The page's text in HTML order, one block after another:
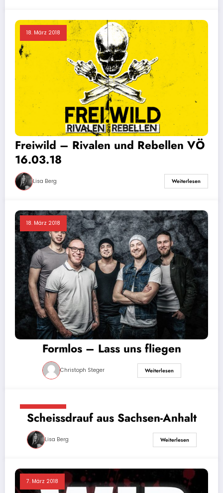
18. März 2018
Freiwild – Rivalen und Rebellen VÖ
16.03.18
Lisa Berg Weiterlesen
18. März 2018
Formlos – Lass uns fliegen
Christoph Steger Weiterlesen
17. März 2018
Scheissdrauf aus Sachsen-Anhalt
Lisa Berg Weiterlesen
7. März 2018